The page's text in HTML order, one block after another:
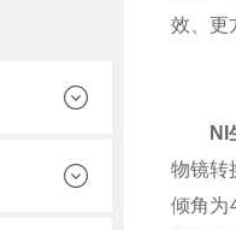
效、更
NI
物镜转
倾角为